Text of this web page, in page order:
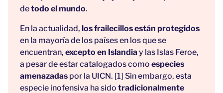
detodo el mundo.
En la actualidad, los frailecillos están protegidos
en la mayoría de los países en los que se
encuentran, excepto en Islandiay las Islas Feroe,
a pesar de estar catalogados como especies
amenazadas por la UICN. [1] Sin embargo, esta
especie inofensiva ha sido tradicionalmente